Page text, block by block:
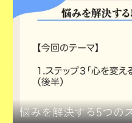
悩みを解決する5つの